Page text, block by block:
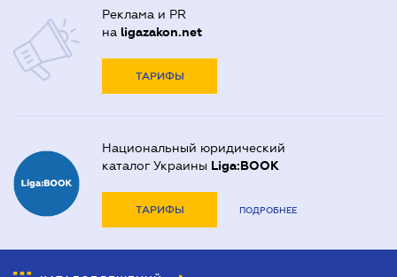
Реклама и PR
на ligazakon.net
ТАРИФЫ
Национальный юридический
каталог Украины Liga:BOOK
ТАРИФЫ ПОДРОБНЕЕ